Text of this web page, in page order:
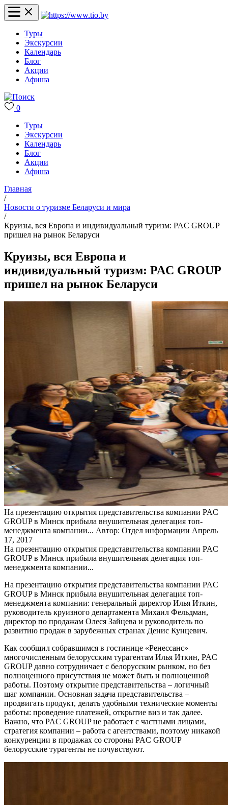
Туры
Экскурсии
Календарь
Блог
Акции
Афиша
0
Туры
Экскурсии
Календарь
Блог
Акции
Афиша
Главная
/
Новости о туризме Беларуси и мира
/
Круизы, вся Европа и индивидуальный туризм: PAC GROUP
пришел на рынок Беларуси
Круизы, вся Европа и
индивидуальный туризм: PAC GROUP
пришел на рынок Беларуси
На презентацию открытия представительства компании PAC
GROUP в Минск прибыла внушительная делегация топ-
менеджмента компании... Автор: Отдел информации Апрель
17, 2017
На презентацию открытия представительства компании PAC
GROUP в Минск прибыла внушительная делегация топ-
менеджмента компании...
На презентацию открытия представительства компании PAC
GROUP в Минск прибыла внушительная делегация топ-
менеджмента компании: генеральный директор Илья Иткин,
руководитель круизного департамента Михаил Фельдман,
директор по продажам Олеся Зайцева и руководитель по
развитию продаж в зарубежных странах Денис Кунцевич.
Как сообщил собравшимся в гостинице «Ренессанс»
многочисленным белорусским турагентам Илья Иткин, PAC
GROUP давно сотрудничает с белорусским рынком, но без
полноценного присутствия не может быть и полноценной
работы. Поэтому открытие представительства – логичный
шаг компании. Основная задача представительства –
продвигать продукт, делать удобными технические моменты
работы: проведение платежей, открытие виз и так далее.
Важно, что PAC GROUP не работает с частными лицами,
стратегия компании – работа с агентствами, поэтому никакой
конкуренции в продажах со стороны PAC GROUP
белорусские турагенты не почувствуют.